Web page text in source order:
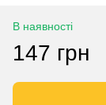
В наявності
147 грн